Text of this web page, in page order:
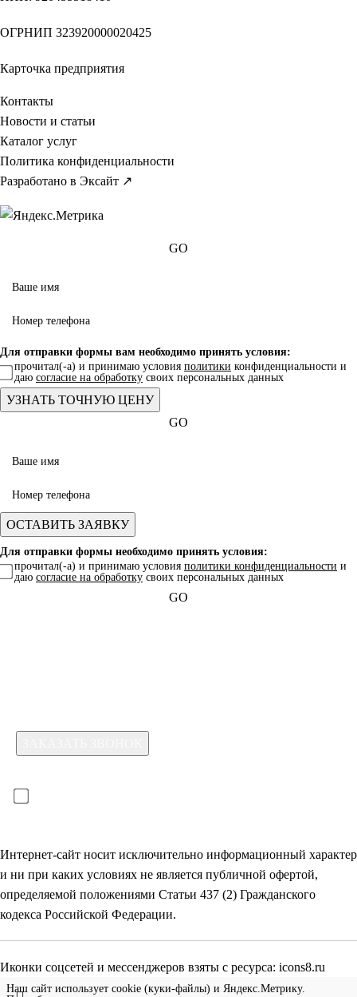
ОГРНИП 323920000020425
Карточка предприятия
Контакты
Новости и статьи
Каталог услуг
Политика конфиденциальности
Разработано в Эксайт ↗
GO
Для отправки формы вам необходимо принять условия:
прочитал(-а) и принимаю условия политики конфиденциальности и
даю согласие на обработку своих персональных данных
GO
Для отправки формы необходимо принять условия:
прочитал(-а) и принимаю условия политики конфиденциальности и
даю согласие на обработку своих персональных данных
GO
Интернет-сайт носит исключительно информационный характер
и ни при каких условиях не является публичной офертой,
определяемой положениями Статьи 437 (2) Гражданского
кодекса Российской Федерации.
Иконки соцсетей и мессенджеров взяты с ресурса: icons8.ru
Наш сайт использует cookie (куки-файлы) и Яндекс.Метрику.